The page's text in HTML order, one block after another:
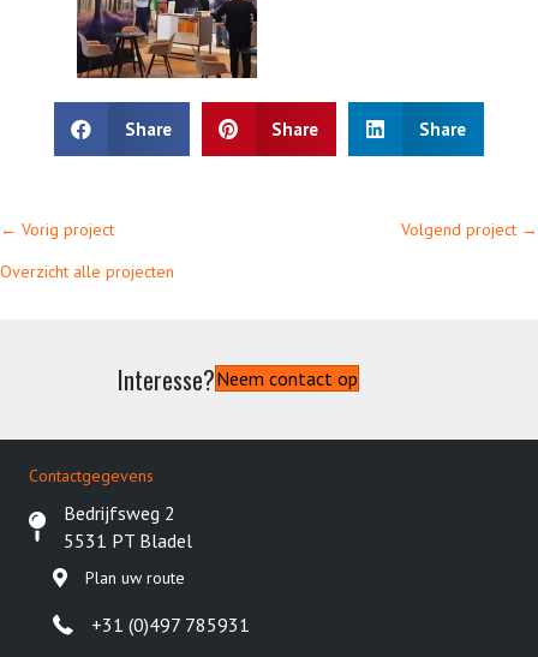
Share Share Share
Posts
navigation
← Vorig project
Volgend project →
Overzicht alle projecten
Interesse?Neem contact op
Contactgegevens
Bedrijfsweg 2
5531 PT Bladel
Plan uw route
+31 (0)497 785931